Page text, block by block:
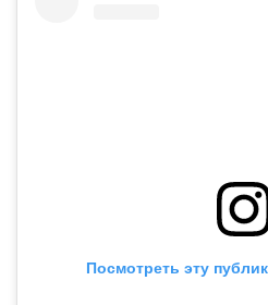
Посмотреть эту